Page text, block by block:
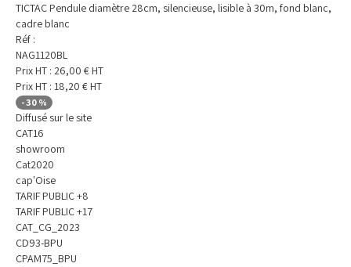
TICTAC Pendule diamètre 28cm, silencieuse, lisible à 30m, fond blanc,
cadre blanc
Réf :
NAG1120BL
Prix HT : 26,00 € HT
Prix HT : 18,20 € HT
-30 %
Diffusé sur le site
CAT16
showroom
Cat2020
cap'Oise
TARIF PUBLIC +8
TARIF PUBLIC +17
CAT_CG_2023
CD93-BPU
CPAM75_BPU